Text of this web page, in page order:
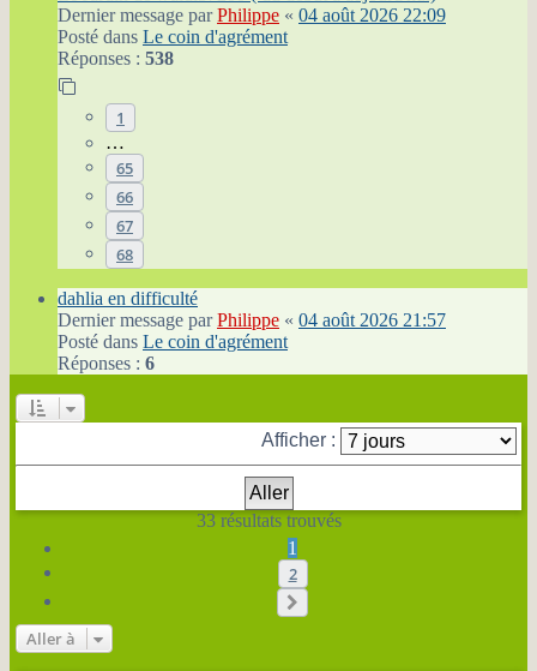
Dernier message parPhilippe « 04 août 2026 22:09
Posté dans Le coin d'agrément
Réponses : 538
1
…
65
66
67
68
dahlia en difficulté
Dernier message parPhilippe « 04 août 2026 21:57
Posté dans Le coin d'agrément
Réponses : 6
Afficher :
33 résultats trouvés
1
2
Aller à